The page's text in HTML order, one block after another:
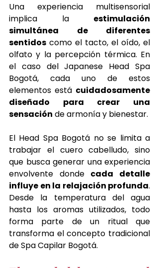
Una experiencia multisensorial
implica la estimulación
simultánea de diferentes
sentidos como el tacto, el oído, el
olfato y la percepción térmica. En
el caso del Japanese Head Spa
Bogotá, cada uno de estos
elementos está cuidadosamente
diseñado para crear una
sensación de armonía y bienestar.
El Head Spa Bogotá no se limita a
trabajar el cuero cabelludo, sino
que busca generar una experiencia
envolvente donde cada detalle
influye en la relajación profunda.
Desde la temperatura del agua
hasta los aromas utilizados, todo
forma parte de un ritual que
transforma el concepto tradicional
de Spa Capilar Bogotá.